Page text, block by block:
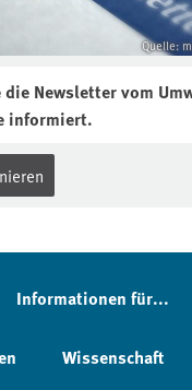
Quelle:
Newsletter vom
informiert.
Informationen für...
Wissenschaft